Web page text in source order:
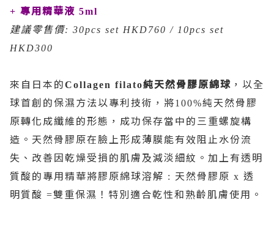
+ 專用精華液 5ml
建議零售價: 30pcs set HKD760 / 10pcs set
HKD300
來自日本的Collagen filato純天然骨膠原綿球 ，以全
球首創的保濕方法以專利技術，將100%純天然骨膠
原轉化成纖維的形態，成功保存當中的三重螺旋構
造。天然骨膠原在臉上形成薄膜能有效阻止水份流
失、改善因乾燥受損的肌膚及減淡細紋。加上有透明
質酸的專用精華將膠原綿球溶解 : 天然骨膠原 x 透
明質酸 =雙重保濕！特別適合乾性和熟齡肌膚使用。